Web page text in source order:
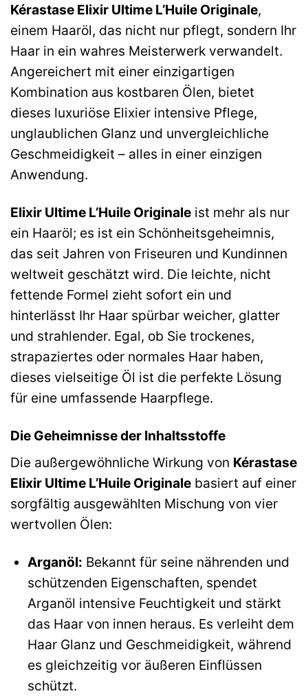
Kérastase Elixir Ultime L’Huile Originale,
einem Haaröl, das nicht nur pflegt, sondern Ihr
Haar in ein wahres Meisterwerk verwandelt.
Angereichert mit einer einzigartigen
Kombination aus kostbaren Ölen, bietet
dieses luxuriöse Elixier intensive Pflege,
unglaublichen Glanz und unvergleichliche
Geschmeidigkeit – alles in einer einzigen
Anwendung.
Elixir Ultime L’Huile Originale ist mehr als nur
ein Haaröl; es ist ein Schönheitsgeheimnis,
das seit Jahren von Friseuren und Kundinnen
weltweit geschätzt wird. Die leichte, nicht
fettende Formel zieht sofort ein und
hinterlässt Ihr Haar spürbar weicher, glatter
und strahlender. Egal, ob Sie trockenes,
strapaziertes oder normales Haar haben,
dieses vielseitige Öl ist die perfekte Lösung
für eine umfassende Haarpflege.
Die Geheimnisse der Inhaltsstoffe
Die außergewöhnliche Wirkung von Kérastase
Elixir Ultime L’Huile Originale basiert auf einer
sorgfältig ausgewählten Mischung von vier
wertvollen Ölen:
Arganöl: Bekannt für seine nährenden und
schützenden Eigenschaften, spendet
Arganöl intensive Feuchtigkeit und stärkt
das Haar von innen heraus. Es verleiht dem
Haar Glanz und Geschmeidigkeit, während
es gleichzeitig vor äußeren Einflüssen
schützt.